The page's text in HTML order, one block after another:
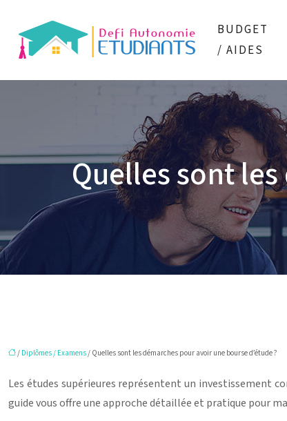
BUDGET
/ AIDES
Quelles sont
/ Diplômes / Examens/ Quelles sont les démarches pour avoir une bourse d’étude ?
Les études supérieures représentent un investissement
guide vous offre une approche détaillée et pratique pour